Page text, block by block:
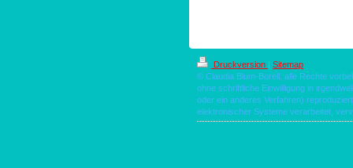
Druckversion | Sitemap
© Claudia Blum-Borell, alle Rechte
ohne schriftliche Einwilligung in
oder ein anderes Verfahren)
elektronischer Systeme verarbeitet,